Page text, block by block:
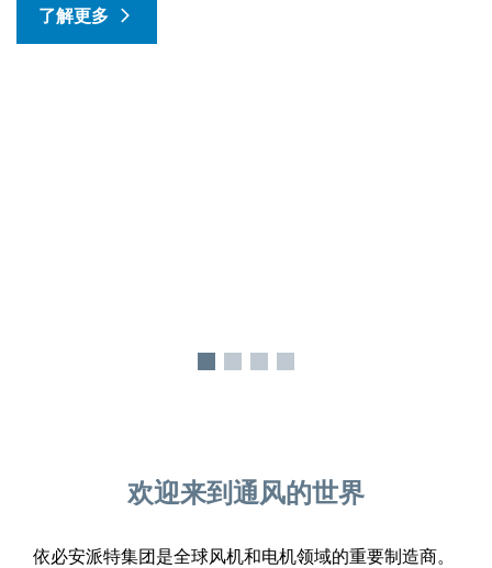
了解更多
欢迎来到通风的世界
依必安派特集团是全球风机和电机领域的重要制造商。